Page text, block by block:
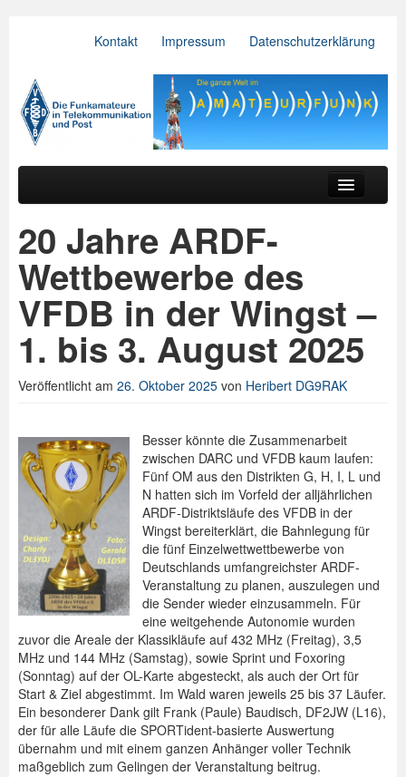
Kontakt Impressum Datenschutzerklärung
VFDB e.V.
Hauptmenü
Der Verein
Referate
BV & OV
Relais
Downloads
Spenden
Login
20 Jahre ARDF-
Wettbewerbe des
VFDB in der Wingst –
1. bis 3. August 2025
Veröffentlicht am 26. Oktober 2025 von Heribert DG9RAK
Besser könnte die Zusammenarbeit
zwischen DARC und VFDB kaum laufen:
Fünf OM aus den Distrikten G, H, I, L und
N hatten sich im Vorfeld der alljährlichen
ARDF-Distriktsläufe des VFDB in der
Wingst bereiterklärt, die Bahnlegung für
die fünf Einzelwettwettbewerbe von
Deutschlands umfangreichster ARDF-
Veranstaltung zu planen, auszulegen und
die Sender wieder einzusammeln. Für
eine weitgehende Autonomie wurden
zuvor die Areale der Klassikläufe auf 432 MHz (Freitag), 3,5
MHz und 144 MHz (Samstag), sowie Sprint und Foxoring
(Sonntag) auf der OL-Karte abgesteckt, als auch der Ort für
Start & Ziel abgestimmt. Im Wald waren jeweils 25 bis 37 Läufer.
Ein besonderer Dank gilt Frank (Paule) Baudisch, DF2JW (L16),
der für alle Läufe die SPORTident-basierte Auswertung
übernahm und mit einem ganzen Anhänger voller Technik
maßgeblich zum Gelingen der Veranstaltung beitrug.